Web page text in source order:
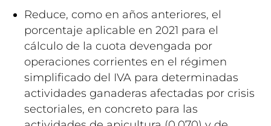
Reduce, como en años anteriores, el
porcentaje aplicable en 2021 para el
cálculo de la cuota devengada por
operaciones corrientes en el régimen
simplificado del IVA para determinadas
actividades ganaderas afectadas por crisis
sectoriales, en concreto para las